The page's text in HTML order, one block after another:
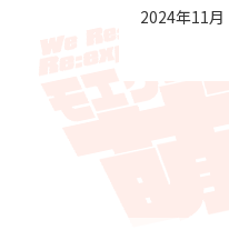
2024年11月